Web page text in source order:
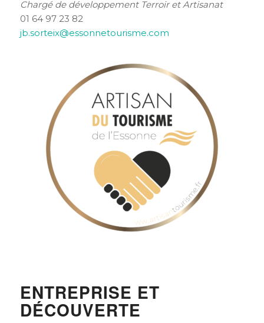
Chargé de développement Terroir et Artisanat
01 64 97 23 82
jb.sorteix@essonnetourisme.com
ENTREPRISE ET
DÉCOUVERTE